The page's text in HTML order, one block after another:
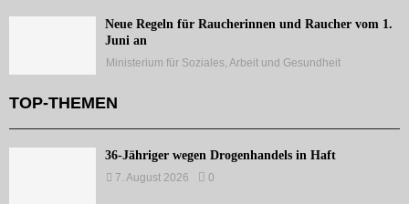
Neue Regeln für Raucherinnen und Raucher vom 1.
Juni an
Ministerium für Soziales, Arbeit und Gesundheit
TOP-THEMEN
36-Jähriger wegen Drogenhandels in Haft
7. August 2026 0